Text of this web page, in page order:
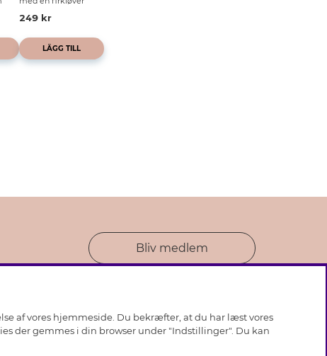
249 kr
LÄGG TILL
Bliv medlem
af vores hjemmeside. Du bekræfter, at du har læst vores
der gemmes i din browser under "Indstillinger". Du kan